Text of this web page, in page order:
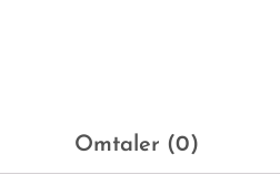
Omtaler (0)